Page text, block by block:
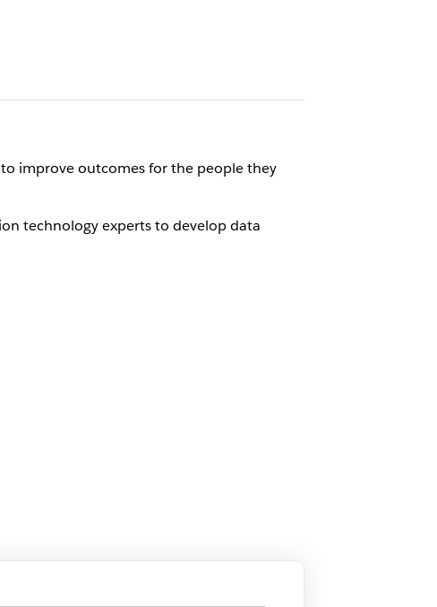
improve outcomes for the people they
technology experts to develop data